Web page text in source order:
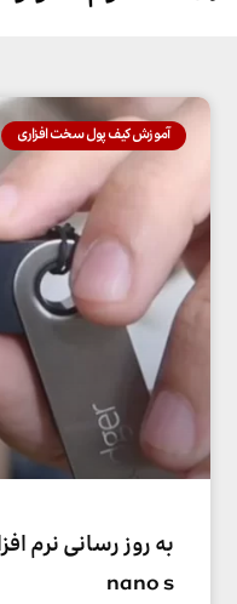
آموزش کیف پول سخت افزاری
nano s